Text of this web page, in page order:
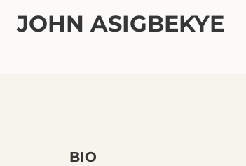
JOHN ASIGBEKYE
BIO